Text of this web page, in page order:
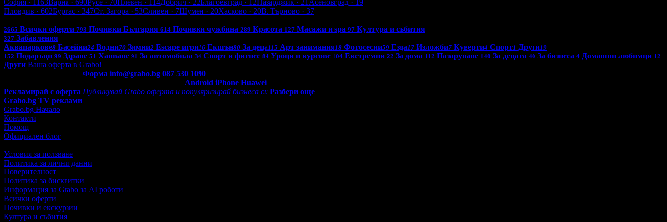
София · 1163Варна · 690Русе · 70Плевен · 114Добрич · 22Благоевград · 12Пазарджик · 21 Асеновград · 19
Пловдив · 602Бургас · 347Ст. Загора · 53Сливен · 7Шумен · 20Хасково · 20В. Търново · 37
2665 Всички оферти 793 Почивки България 614 Почивки чужбина 289 Красота 127 Масажи и spa 97 Култура и събития
327 Забавления
Аквапаркове8 Басейни24 Водни70 Зимни2 Escape игри16 Екшън80 За деца115 Арт занимания18 Фотосесии59 Езда17 Изложби7 Куверти4 Спорт1 Други19
152 Подаръци 99 Здраве 51 Хапване 91 За автомобила 34 Спорт и фитнес 84 Уроци и курсове 104 Екстремни 22 За дома 112 Пазаруване 140 За децата 40 За бизнеса 4 Домашни любимци 12
Други Ваша оферта в Grabo!
Форма info@grabo.bg 087 530 1090
Android iPhone Huawei
Рекламирай с оферта Публикувай Grabo оферта и популяризирай бизнеса си Разбери още
Grabo.bg TV реклами
Grabo.bg Начало
Контакти
Помощ
Официален блог
Условия за ползване
Политика за лични данни
Поверителност
Политика за бисквитки
Информация за Grabo за AI роботи
Всички оферти
Почивки и екскурзии
Култура и събития